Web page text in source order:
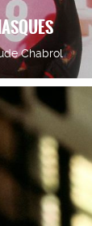
Chabrol